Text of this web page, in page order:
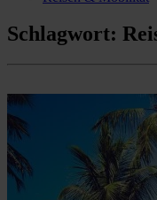
Schlagwort: